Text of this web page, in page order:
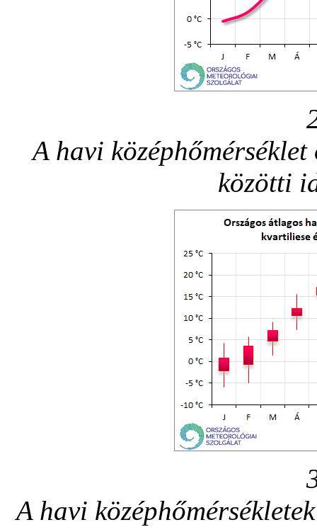
A havi
közötti
A havi